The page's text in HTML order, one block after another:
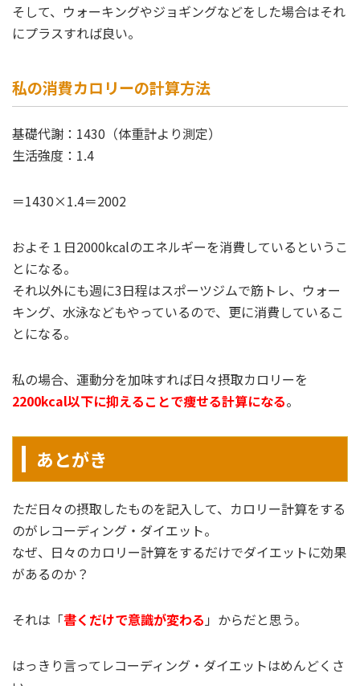
そして、ウォーキングやジョギングなどをした場合はそれ
にプラスすれば良い。
私の消費カロリーの計算方法
基礎代謝：1430（体重計より測定）
生活強度：1.4
＝1430×1.4＝2002
およそ１日2000kcalのエネルギーを消費しているというこ
とになる。
それ以外にも週に3日程はスポーツジムで筋トレ、ウォー
キング、水泳などもやっているので、更に消費しているこ
とになる。
私の場合、運動分を加味すれば日々摂取カロリーを
2200kcal以下に抑えることで痩せる計算になる。
あとがき
ただ日々の摂取したものを記入して、カロリー計算をする
のがレコーディング・ダイエット。
なぜ、日々のカロリー計算をするだけでダイエットに効果
があるのか？
それは「書くだけで意識が変わる 」からだと思う。
はっきり言ってレコーディング・ダイエットはめんどくさ